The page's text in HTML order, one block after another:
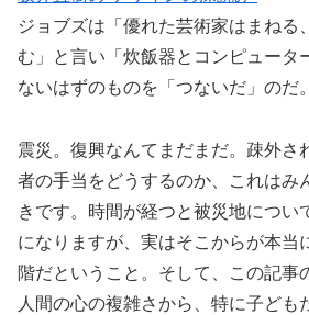
ジョブズは「優れた芸術家はまねる
む」と言い「炊飯器とコンピュータ
ないはずのものを「つないだ」のだ。
震災。復興なんてまだまだ。疎外さ
者の手当をどうするのか、これはみ
きです。時間が経つと被災地につい
になりますが、実はそこからが本当
階だということ。そして、この記事
人間の心の複雑さから、特に子ども